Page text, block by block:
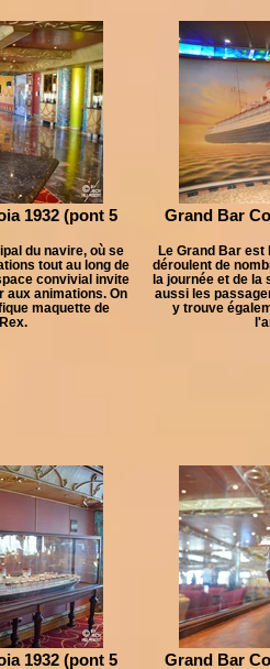
1932 (pont 5
du navire, où se
tout au long de
convivial invite
aux animations. On
maquette de
Grand Bar
Le Grand Bar est
déroulent de
la journée et de la
aussi les
y trouve
1932 (pont 5 Grand Bar